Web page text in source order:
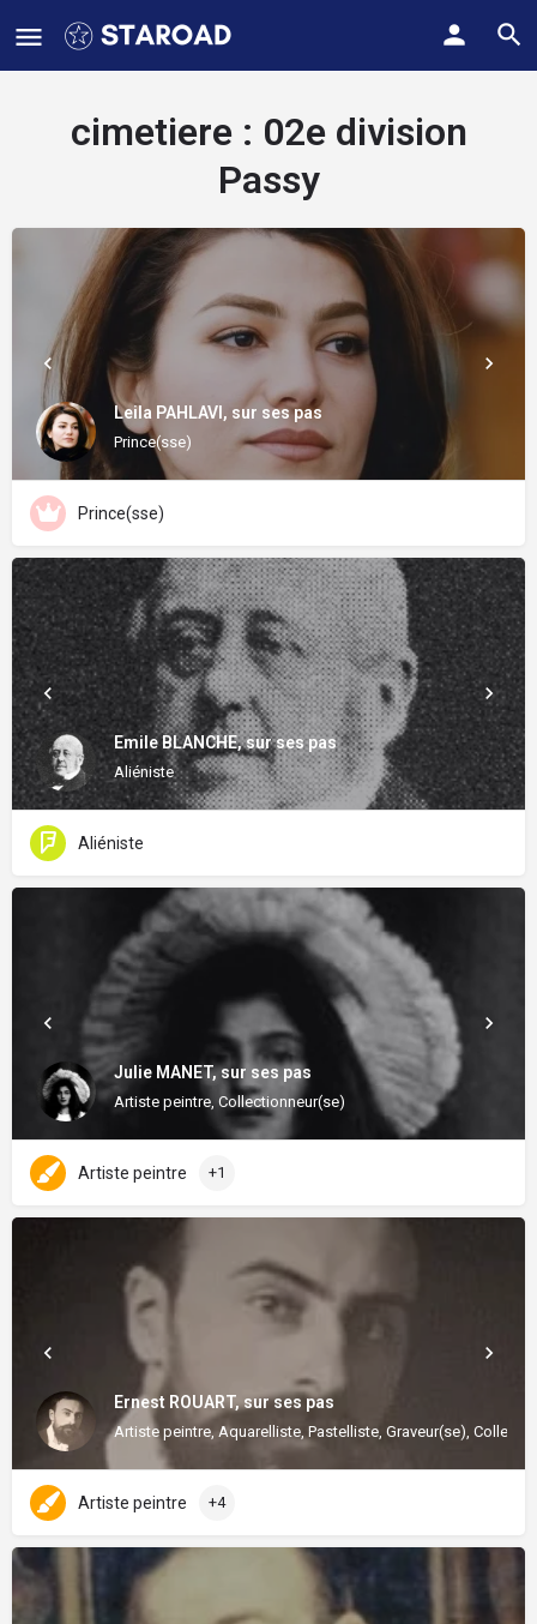
cimetiere : 02e division
Passy
Leila PAHLAVI, sur ses pas
Prince(sse)
Prince(sse)
Emile BLANCHE, sur ses pas
Aliéniste
Aliéniste
Julie MANET, sur ses pas
Artiste peintre, Collectionneur(se)
Artiste peintre +1
Ernest ROUART, sur ses pas
Artiste peintre, Aquarelliste, Pastelliste, Graveur(se),
Artiste peintre +4